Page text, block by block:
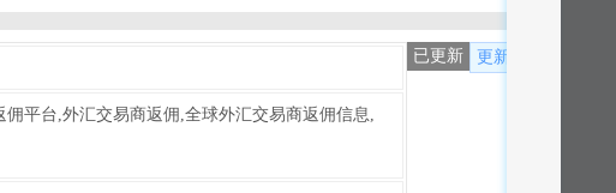
更新
已更新
平台,外汇交易商返佣,全球外汇交易商返佣信息,